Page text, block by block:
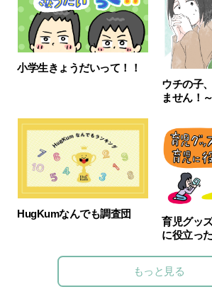
小学生きょうだいって！！
ウチの子
ません！
HugKumなんでも調査団
育児グッ
に役立っ
もっと見る